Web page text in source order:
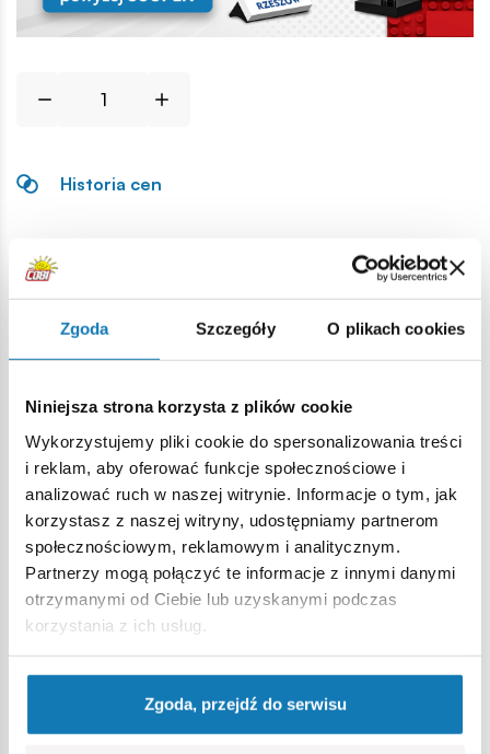
Zgoda Szczegóły O plikach cookies
Niniejsza strona korzysta z plików cookie
Wykorzystujemy pliki cookie do spersonalizowania treści
i reklam, aby oferować funkcje społecznościowe i
analizować ruch w naszej witrynie. Informacje o tym, jak
korzystasz z naszej witryny, udostępniamy partnerom
społecznościowym, reklamowym i analitycznym.
Partnerzy mogą połączyć te informacje z innymi danymi
otrzymanymi od Ciebie lub uzyskanymi podczas
korzystania z ich usług.
Zgoda, przejdź do serwisu
Historia cen
Opis
Lokalizacja produktu:
Strona główna Klocki na sztuki Podstawowe 2x2 1/3
Ostrzeżenie
Nieodpowiednie dla dzieci w wieku poniżej 3 lat. Zawiera
małe części, które mogą zostać połknięte lub wchłonięte
(ryzyko zadławienia). Zalecamy zachowanie opakowania w
celach informacyjnych. Zachowuje się prawo do zmiany
kolorów i szczegółów technicznych.
Bestsellery w kategorii